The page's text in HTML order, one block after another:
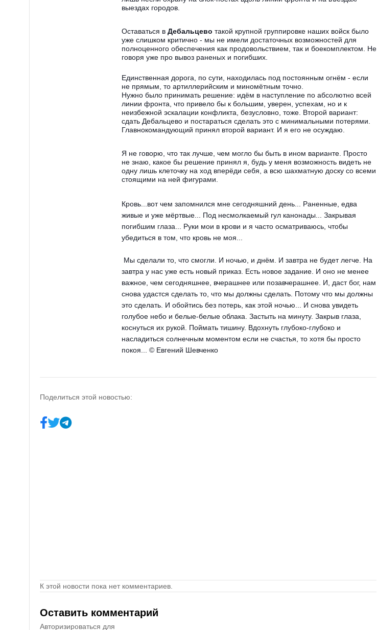
выездах городов.
Оставаться в Дебальцево такой крупной группировке наших войск было
уже слишком критично - мы не имели достаточных возможностей для
полноценного обеспечения как продовольствием, так и боекомплектом. Не
говоря уже про вывоз раненых и погибших.
Единственная дорога, по сути, находилась под постоянным огнём - если
не прямым, то артиллерийским и миномётным точно.
Нужно было принимать решение: идём в наступление по абсолютно всей
линии фронта, что привело бы к большим, уверен, успехам, но и к
неизбежной эскалации конфликта, безусловно, тоже. Второй вариант:
сдать Дебальцево и постараться сделать это с минимальными потерями.
Главнокомандующий принял второй вариант. И я его не осуждаю.
Я не говорю, что так лучше, чем могло бы быть в ином варианте. Просто
не знаю, какое бы решение принял я, будь у меня возможность видеть не
одну лишь клеточку на ход вперёди себя, а всю шахматную доску со всеми
стоящими на ней фигурами.
Кровь...вот чем запомнился мне сегодняшний день... Раненные, едва
живые и уже мёртвые... Под несмолкаемый гул канонады... Закрывая
погибшим глаза... Руки мои в крови и я часто осматриваюсь, чтобы
убедиться в том, что кровь не моя...
Мы сделали то, что смогли. И ночью, и днём. И завтра не будет легче. На
завтра у нас уже есть новый приказ. Есть новое задание. И оно не менее
важное, чем сегодняшнее, вчерашнее или позавчерашнее. И, даст бог, нам
снова удастся сделать то, что мы должны сделать. Потому что мы должны
это сделать. И обойтись без потерь, как этой ночью... И снова увидеть
голубое небо и белые-белые облака. Застыть на минуту. Закрыв глаза,
коснуться их рукой. Поймать тишину. Вдохнуть глубоко-глубоко и
насладиться солнечным моментом если не счастья, то хотя бы просто
покоя... © Евгений Шевченко
Поделиться этой новостью:
К этой новости пока нет комментариев.
Оставить комментарий
Авторизироваться для